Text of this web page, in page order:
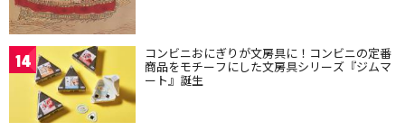
14 コンビニおにぎりが文房具に！コンビニの定番
商品をモチーフにした文房具シリーズ『ジムマ
ート』誕生